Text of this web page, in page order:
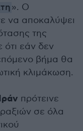
». Ο
να αποκαλύψει
της
εάν δεν
βήμα θα
κλιμάκωση.
πρότεινε
σε όλα